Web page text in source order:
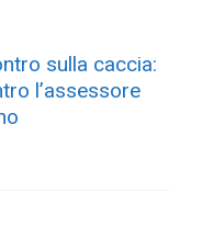
sulla caccia:
l’assessore